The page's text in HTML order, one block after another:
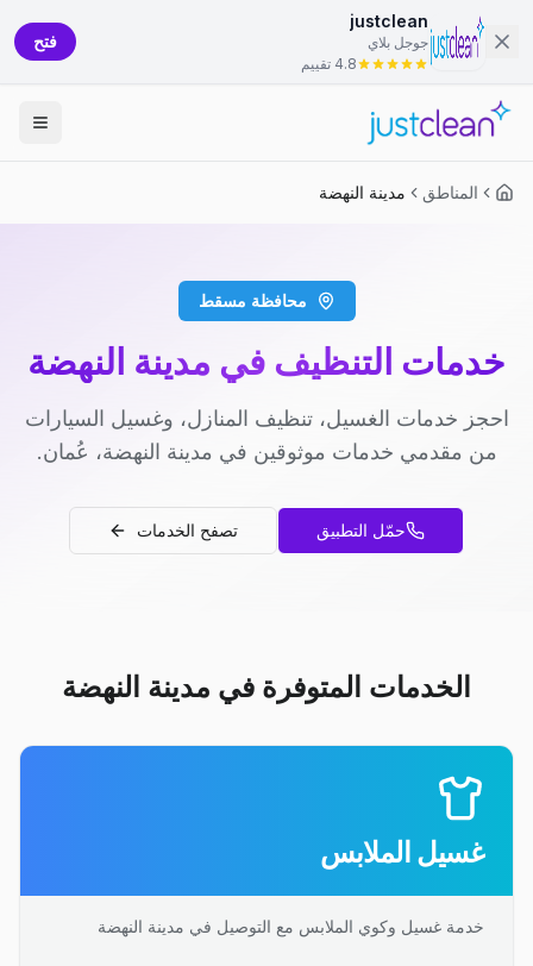
justclean
جوجل بلاي
4.8 تقييم
فتح
المناطق مدينة النهضة
محافظة مسقط
خدمات التنظيف في مدينة النهضة
احجز خدمات الغسيل، تنظيف المنازل، وغسيل السيارات
من مقدمي خدمات موثوقين في مدينة النهضة، عُمان.
حمّل التطبيق تصفح الخدمات
الخدمات المتوفرة في مدينة النهضة
غسيل الملابس
خدمة غسيل وكوي الملابس مع التوصيل في مدينة النهضة